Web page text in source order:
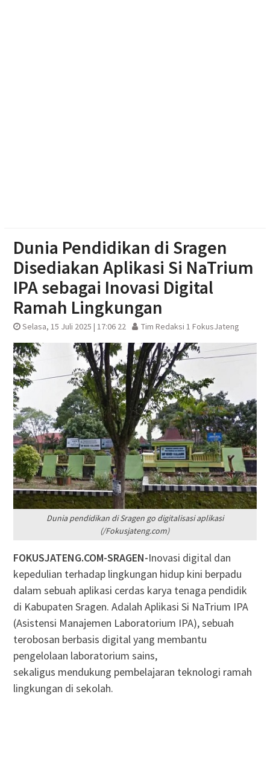
Dunia Pendidikan di Sragen
Disediakan Aplikasi Si NaTrium
IPA sebagai Inovasi Digital
Ramah Lingkungan
Selasa, 15 Juli 2025 | 17:06 22 Tim Redaksi 1 FokusJateng
Dunia pendidikan di Sragen go digitalisasi aplikasi
(/Fokusjateng.com)
FOKUSJATENG.COM-SRAGEN-Inovasi digital dan
kepedulian terhadap lingkungan hidup kini berpadu
dalam sebuah aplikasi cerdas karya tenaga pendidik
di Kabupaten Sragen. Adalah Aplikasi Si NaTrium IPA
(Asistensi Manajemen Laboratorium IPA), sebuah
terobosan berbasis digital yang membantu
pengelolaan laboratorium sains,
sekaligus mendukung pembelajaran teknologi ramah
lingkungan di sekolah.